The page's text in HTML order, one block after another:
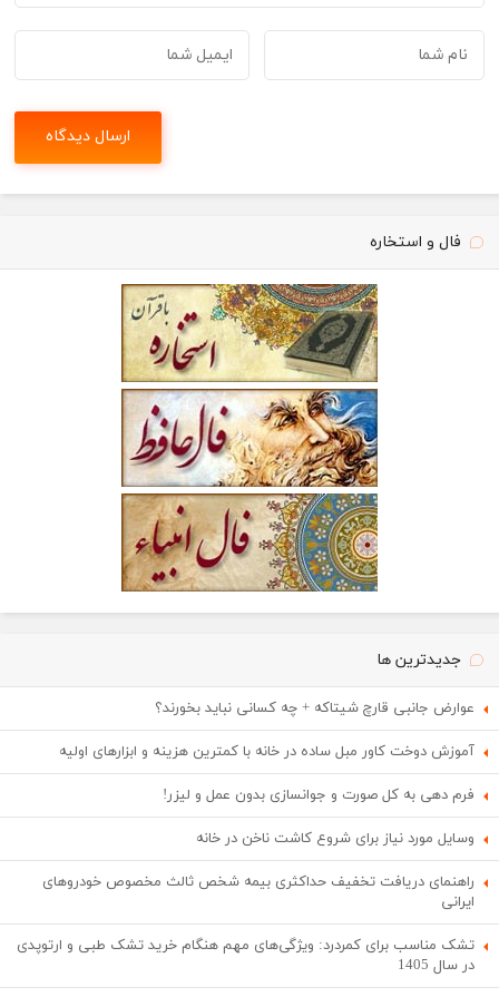
فال و استخاره
جدیدترین ها
عوارض جانبی قارچ شیتاکه + چه کسانی نباید بخورند؟
آموزش دوخت کاور مبل ساده در خانه با کمترین هزینه و ابزارهای اولیه
فرم دهی به کل صورت و جوانسازی بدون عمل و لیزر!
وسایل مورد نیاز برای شروع کاشت ناخن در خانه
راهنمای دریافت تخفیف حداکثری بیمه شخص ثالث مخصوص خودروهای
ایرانی
تشک مناسب برای کمردرد: ویژگی‌های مهم هنگام خرید تشک طبی و ارتوپدی
در سال 1405